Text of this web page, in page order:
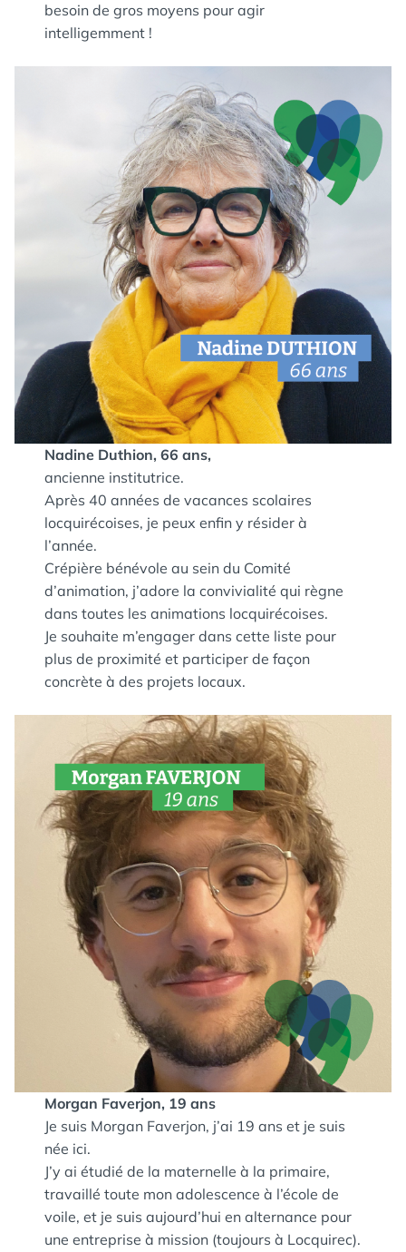
besoin de gros moyens pour agir
intelligemment !
Nadine Duthion, 66 ans,
ancienne institutrice.
Après 40 années de vacances scolaires
locquirécoises, je peux enfin y résider à
l’année.
Crépière bénévole au sein du Comité
d’animation, j’adore la convivialité qui règne
dans toutes les animations locquirécoises.
Je souhaite m’engager dans cette liste pour
plus de proximité et participer de façon
concrète à des projets locaux.
Morgan Faverjon, 19 ans
Je suis Morgan Faverjon, j’ai 19 ans et je suis
née ici.
J’y ai étudié de la maternelle à la primaire,
travaillé toute mon adolescence à l’école de
voile, et je suis aujourd’hui en alternance pour
une entreprise à mission (toujours à Locquirec).